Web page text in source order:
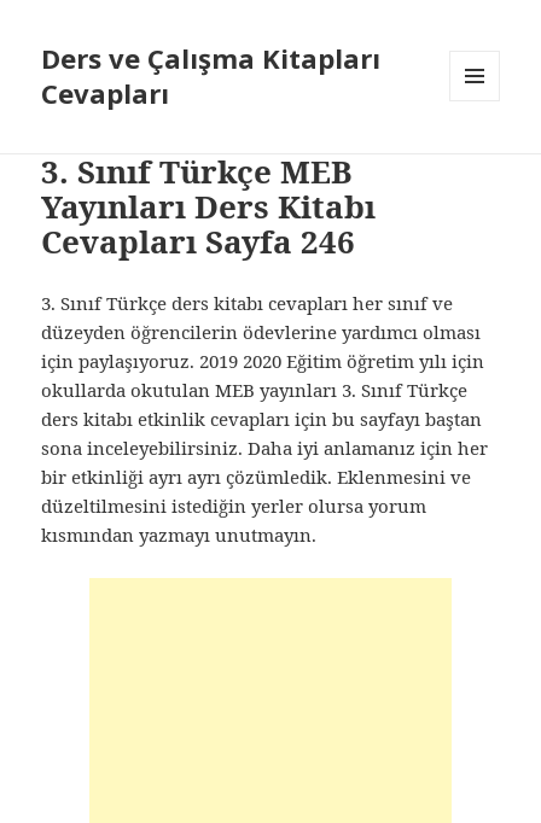
Ders ve Çalışma Kitapları
Cevapları
3. Sınıf Türkçe MEB
Yayınları Ders Kitabı
Cevapları Sayfa 246
3. Sınıf Türkçe ders kitabı cevapları her sınıf ve
düzeyden öğrencilerin ödevlerine yardımcı olması
için paylaşıyoruz. 2019 2020 Eğitim öğretim yılı için
okullarda okutulan MEB yayınları 3. Sınıf Türkçe
ders kitabı etkinlik cevapları için bu sayfayı baştan
sona inceleyebilirsiniz. Daha iyi anlamanız için her
bir etkinliği ayrı ayrı çözümledik. Eklenmesini ve
düzeltilmesini istediğin yerler olursa yorum
kısmından yazmayı unutmayın.